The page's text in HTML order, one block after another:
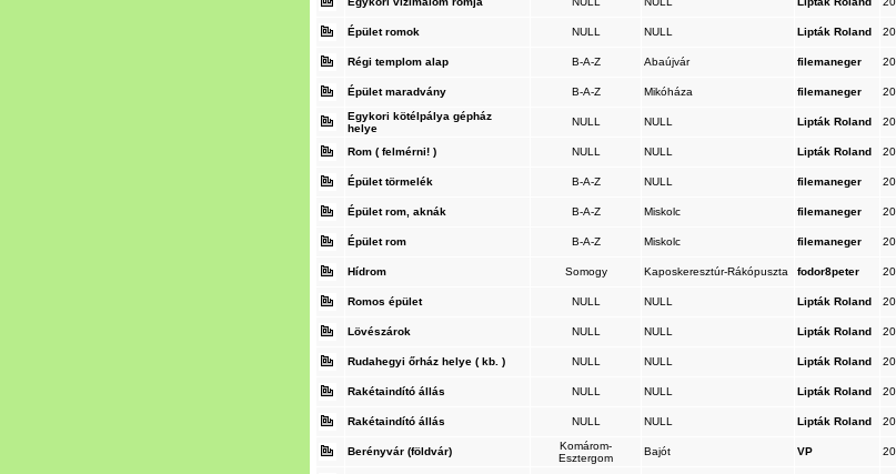
Épület romok NULL NULL Lipták Roland
Régi templom alap B-A-Z Abaújvár filemaneger
Épület maradvány B-A-Z Mikóháza filemaneger
Egykori kötélpálya gépház
helye
NULL NULL Lipták Roland
Rom ( felmérni! ) NULL NULL Lipták Roland
Épület törmelék B-A-Z NULL filemaneger
Épület rom, aknák B-A-Z Miskolc filemaneger
Épület rom B-A-Z Miskolc filemaneger
Hídrom Somogy Kaposkeresztúr-Rákópuszta fodor8peter
Romos épület NULL NULL Lipták Roland
Lövészárok NULL NULL Lipták Roland
Rudahegyi őrház helye ( kb. ) NULL NULL Lipták Roland
Rakétaindító állás NULL NULL Lipták Roland
Rakétaindító állás NULL NULL Lipták Roland
Berényvár (földvár)
Komárom-
Esztergom
Bajót VP